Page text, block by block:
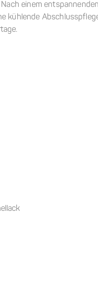
einem
kühlende